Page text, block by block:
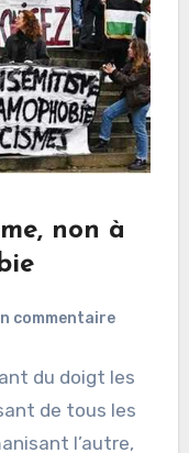
non à
commentaire
du doigt les
de tous les
l’autre,